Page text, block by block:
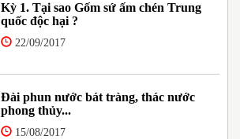
Kỳ 1. Tại sao Gốm sứ ấm chén Trung
quốc độc hại ?
22/09/2017
Đài phun nước bát tràng, thác nước
phong thủy...
15/08/2017